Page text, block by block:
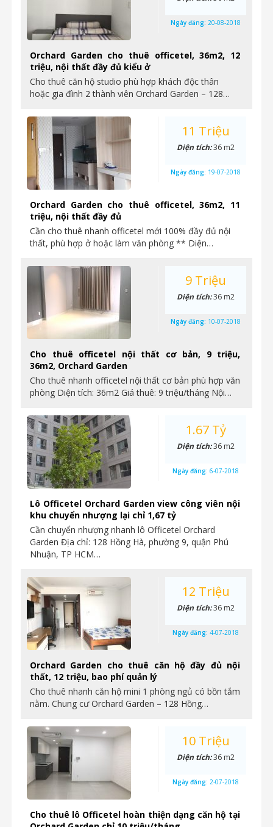
Orchard Garden cho thuê officetel, 36m2, 12
triệu, nội thất đầy đủ kiểu ở
Cho thuê căn hộ studio phù hợp khách độc thân
hoặc gia đình 2 thành viên Orchard Garden – 128…
Ngày đăng: 20-08-2018
Orchard Garden cho thuê officetel, 36m2, 11
triệu, nội thất đầy đủ
Cần cho thuê nhanh officetel mới 100% đầy đủ nội
thất, phù hợp ở hoặc làm văn phòng ** Diện…
11 Triệu
Diện tích:36 m2
Ngày đăng: 19-07-2018
Cho thuê officetel nội thất cơ bản, 9 triệu,
36m2, Orchard Garden
Cho thuê nhanh officetel nội thất cơ bản phù hợp văn
phòng Diện tích: 36m2 Giá thuê: 9 triệu/tháng Nội…
9 Triệu
Diện tích:36 m2
Ngày đăng: 10-07-2018
Lô Officetel Orchard Garden view công viên nội
khu chuyển nhượng lại chỉ 1,67 tỷ
Cần chuyển nhượng nhanh lô Officetel Orchard
Garden Địa chỉ: 128 Hồng Hà, phường 9, quận Phú
Nhuận, TP HCM…
1.67 Tỷ
Diện tích:36 m2
Ngày đăng: 6-07-2018
Orchard Garden cho thuê căn hộ đầy đủ nội
thất, 12 triệu, bao phí quản lý
Cho thuê nhanh căn hộ mini 1 phòng ngủ có bồn tắm
nằm. Chung cư Orchard Garden – 128 Hồng…
12 Triệu
Diện tích:36 m2
Ngày đăng: 4-07-2018
Cho thuê lô Officetel hoàn thiện dạng căn hộ tại
10 Triệu
Diện tích:36 m2
Ngày đăng: 2-07-2018